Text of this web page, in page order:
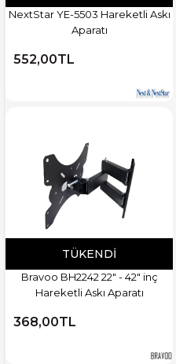
NextStar YE-5503 Hareketli Askı
Aparatı
552,00TL
TÜKENDI
Bravoo BH2242 22" - 42" inç
Hareketli Askı Aparatı
368,00TL